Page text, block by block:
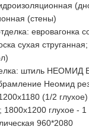
(стены)
евровагонка
сухая
штиль НЕОМИД
Неомид
(1/2
1800х1200 глухое -
960*2080